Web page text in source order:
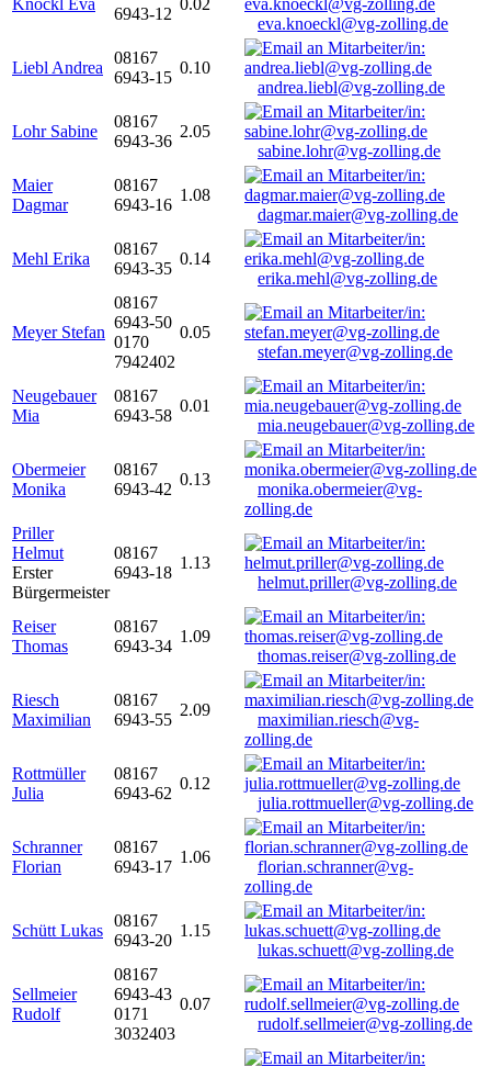
Knöckl Eva
6943-12
0.02
eva.knoeckl@vg-zolling.de
Liebl Andrea
08167
6943-15
0.10
andrea.liebl@vg-zolling.de
Lohr Sabine
08167
6943-36
2.05
sabine.lohr@vg-zolling.de
Maier
Dagmar
08167
6943-16
1.08
dagmar.maier@vg-zolling.de
Mehl Erika
08167
6943-35
0.14
erika.mehl@vg-zolling.de
Meyer Stefan
08167
6943-50
0170
7942402
0.05
stefan.meyer@vg-zolling.de
Neugebauer
Mia
08167
6943-58
0.01
mia.neugebauer@vg-zolling.de
Obermeier
Monika
08167
6943-42
0.13
monika.obermeier@vg-
zolling.de
Priller
Helmut
Erster
Bürgermeister
08167
6943-18
1.13
helmut.priller@vg-zolling.de
Reiser
Thomas
08167
6943-34
1.09
thomas.reiser@vg-zolling.de
Riesch
Maximilian
08167
6943-55
2.09
maximilian.riesch@vg-
zolling.de
Rottmüller
Julia
08167
6943-62
0.12
julia.rottmueller@vg-zolling.de
Schranner
Florian
08167
6943-17
1.06
florian.schranner@vg-
zolling.de
Schütt Lukas
08167
6943-20
1.15
lukas.schuett@vg-zolling.de
Sellmeier
Rudolf
08167
6943-43
0171
3032403
0.07
rudolf.sellmeier@vg-zolling.de